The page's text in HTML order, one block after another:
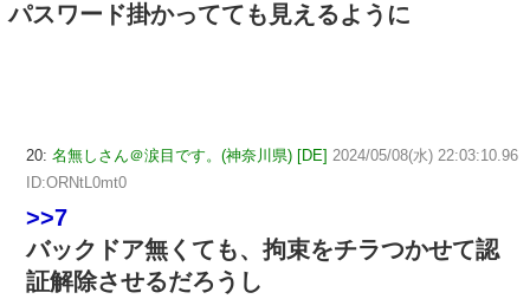
パスワード掛かってても見えるように
20: 名無しさん＠涙目です。(神奈川県) [DE] 2024/05/08(水) 22:03:10.96
ID:ORNtL0mt0
>>7
バックドア無くても、拘束をチラつかせて認
証解除させるだろうし